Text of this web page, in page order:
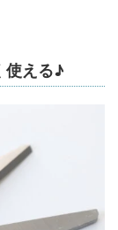
使える♪